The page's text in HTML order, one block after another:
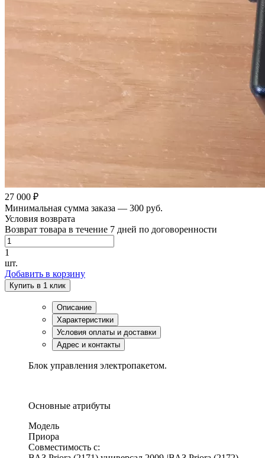
27 000 ₽
Минимальная сумма заказа — 300 руб.
Условия возврата
Возврат товара в течение 7 дней по договоренности
1
шт.
Добавить в корзину
Купить в 1 клик
Описание
Характеристики
Условия оплаты и доставки
Адрес и контакты
Блок управления электропакетом.
Основные атрибуты
Модель
Приора
Совместимость с: